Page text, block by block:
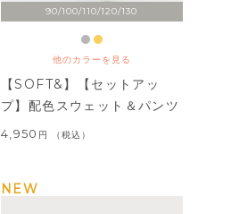
90/100/110/120/130
他のカラーを見る
【SOFT&】【セットアッ
プ】配色スウェット＆パンツ
4,950 税込
NEW